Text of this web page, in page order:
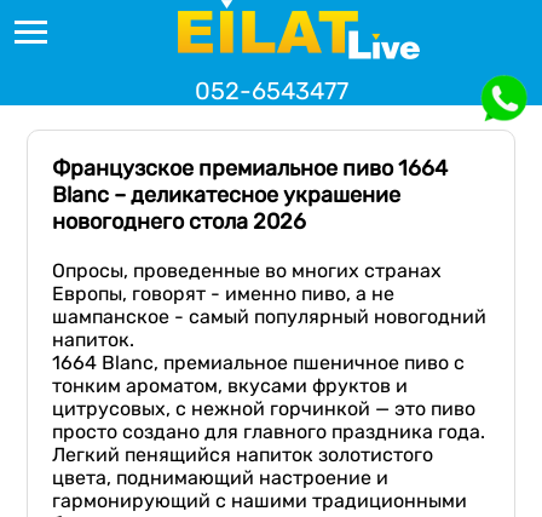
052-6543477
Французское премиальное пиво 1664
Blanc – деликатесное украшение
новогоднего стола 2026
Опросы, проведенные во многих странах
Европы, говорят - именно пиво, а не
шампанское - самый популярный новогодний
напиток.
1664 Blanc, премиальное пшеничное пиво с
тонким ароматом, вкусами фруктов и
цитрусовых, с нежной горчинкой — это пиво
просто создано для главного праздника года.
Легкий пенящийся напиток золотистого
цвета, поднимающий настроение и
гармонирующий с нашими традиционными